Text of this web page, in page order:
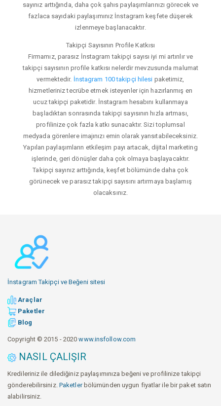
sayınız arttığında, daha çok şahıs paylaşımlarınızı görecek ve
fazlaca sayıdaki paylaşımınız İnstagram keşfete düşerek
izlenmeye başlanacaktır.
Takipçi Sayısının Profile Katkısı
Firmamız, parasız İnstagram takipçi sayısı iyi mi artırılır ve
takipçi sayısının profile katkısı nelerdir mevzusunda malumat
vermektedir. İnstagram 100 takipçi hilesi paketimiz,
hizmetleriniz tecrübe etmek isteyenler için hazırlanmış en
ucuz takipçi paketidir. İnstagram hesabını kullanmaya
başladıktan sonrasında takipçi sayısının hızla artması,
profilinize çok fazla katkı sunacaktır. Sizi toplumsal
medyada görenlere imajınızı emin olarak yansıtabileceksiniz.
Yapılan paylaşımların etkileşim payı artacak, dijital marketing
işlerinde, geri dönüşler daha çok olmaya başlayacaktır.
Takipçi sayınız arttığında, keşfet bölümünde daha çok
görünecek ve parasız takipçi sayısını artırmaya başlamış
olacaksınız.
İnstagram Takipçi ve Beğeni sitesi
Araçlar
Paketler
Blog
Copyright © 2015 - 2020www.insfollow.com
NASIL ÇALIŞIR
Kredileriniz ile dilediğiniz paylaşımınıza beğeni ve profilinize takipçi
gönderebilirsiniz. Paketlerbölümünden uygun fiyatlar ile bir paket satın
alabilirsiniz.